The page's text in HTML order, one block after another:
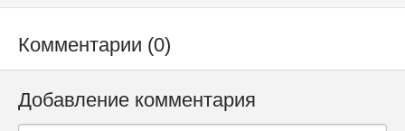
Комментарии (0)
Добавление комментария